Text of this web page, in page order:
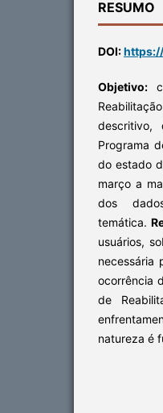
RESUMO
DOI:
Objetivo:
descritivo,
Programa
do estado
março a
dos
temática.
usuários,
necessária
ocorrência
de
natureza é